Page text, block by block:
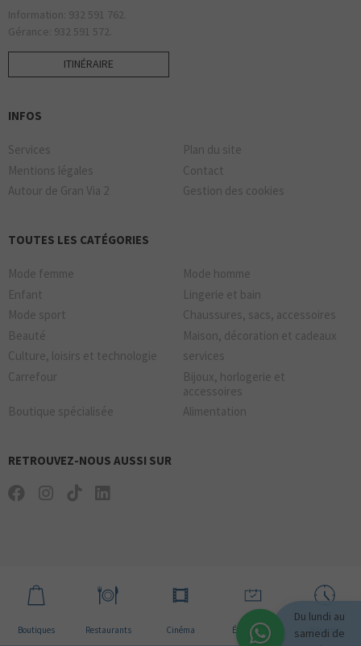
Information: 932 591 762.
Gérance: 932 591 572.
ITINÉRAIRE
INFOS
Services
Plan du site
Mentions légales
Contact
Autour de Gran Via 2
Gestion des cookies
TOUTES LES CATÉGORIES
Mode femme
Mode homme
Enfant
Lingerie et bain
Mode sport
Chaussures, sacs, accessoires
Beauté
Maison, décoration et cadeaux
Culture, loisirs et technologie
services
Carrefour
Bijoux, horlogerie et
accessoires
Boutique spécialisée
Alimentation
RETROUVEZ-NOUS AUSSI SUR
Boutiques Restaurants Cinéma Évènement Horaires
Du lundi au
samedi de